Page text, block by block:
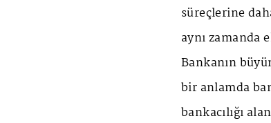
süreçlerine
aynı zamanda
Bankanın
bir anlamda
bankacılığı